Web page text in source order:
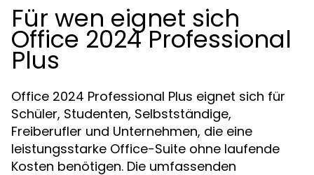
Für wen eignet sich
Office 2024 Professional
Plus
Office 2024 Professional Plus eignet sich für
Schüler, Studenten, Selbstständige,
Freiberufler und Unternehmen, die eine
leistungsstarke Office-Suite ohne laufende
Kosten benötigen. Die umfassenden